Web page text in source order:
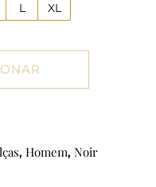
L XL
,Homem,Noir